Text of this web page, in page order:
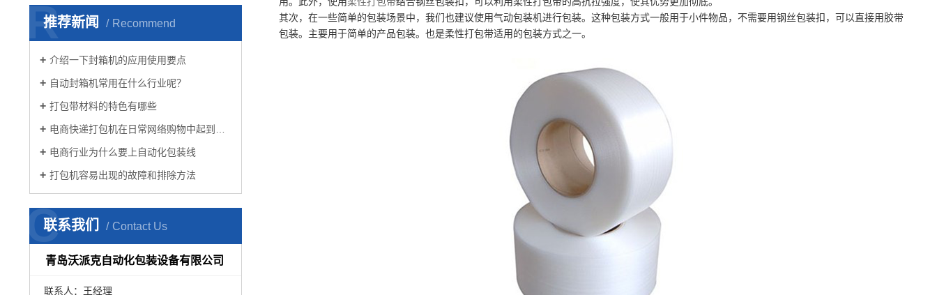
推荐新闻 Recommend
R
介绍一下封箱机的应用使用要点
自动封箱机常用在什么行业呢？
打包带材料的特色有哪些
电商快递打包机在日常网络购物中起到的作用
电商行业为什么要上自动化包装线
打包机容易出现的故障和排除方法
联系我们 Contact Us
C
青岛沃派克自动化包装设备有限公司
联系人：王经理
其次，在一些简单的包装场景中，我们也建议使用气动包装机进行包装。这种包装方式一般用于小件物品，不需要用钢丝包装扣，可以直接用胶带
包装。主要用于简单的产品包装。也是柔性打包带适用的包装方式之一。